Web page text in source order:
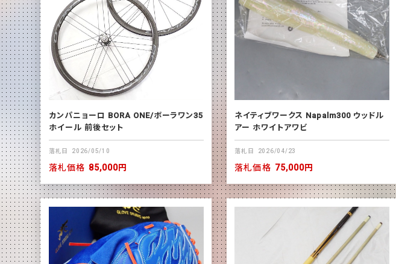
カンパニョーロ BORA ONE/ボーラワン35
ホイール 前後セット
落札日 2026/05/10
落札価格 85,000円
ネイティブワークス Napalm300 ウッドル
アー ホワイトアワビ
落札日 2026/04/23
落札価格 75,000円